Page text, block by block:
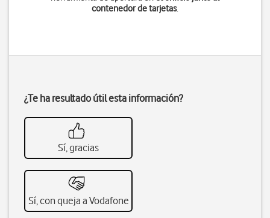
contenedor de tarjetas.
¿Te ha resultado útil esta información?
Sí, gracias
Sí, con queja a Vodafone